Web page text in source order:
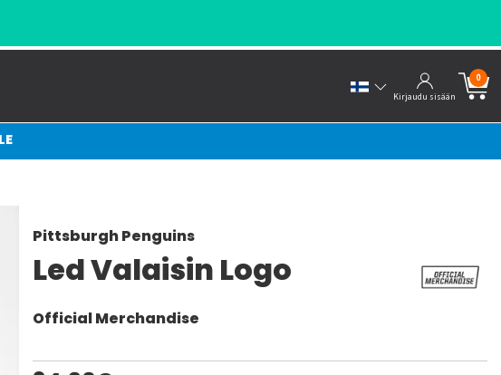
Kirjaudu sisään
0
Pittsburgh Penguins
Led Valaisin Logo
Official Merchandise